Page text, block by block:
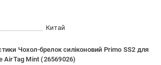
Китай
Чохол-брелок силіконовий Primo SS2 для
AirTag Mint (26569026)